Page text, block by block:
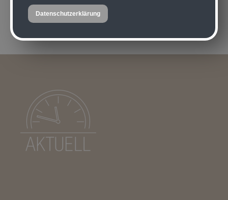
Datenschutzerklärung